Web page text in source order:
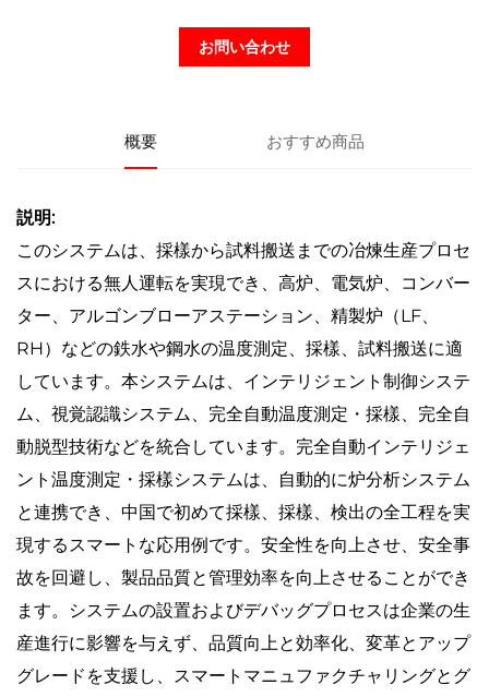
お問い合わせ
概要 おすすめ商品
説明:
このシステムは、採樣から試料搬送までの冶煉生産プロセ
スにおける無人運転を実現でき、高炉、電気炉、コンバー
ター、アルゴンブローアステーション、精製炉（LF、
RH）などの鉄水や鋼水の温度測定、採樣、試料搬送に適
しています。本システムは、インテリジェント制御システ
ム、視覚認識システム、完全自動温度測定・採樣、完全自
動脱型技術などを統合しています。完全自動インテリジェ
ント温度測定・採樣システムは、自動的に炉分析システム
と連携でき、中国で初めて採樣、採樣、検出の全工程を実
現するスマートな応用例です。安全性を向上させ、安全事
故を回避し、製品品質と管理効率を向上させることができ
ます。システムの設置およびデバッグプロセスは企業の生
産進行に影響を与えず、品質向上と効率化、変革とアップ
グレードを支援し、スマートマニュファクチャリングとグ